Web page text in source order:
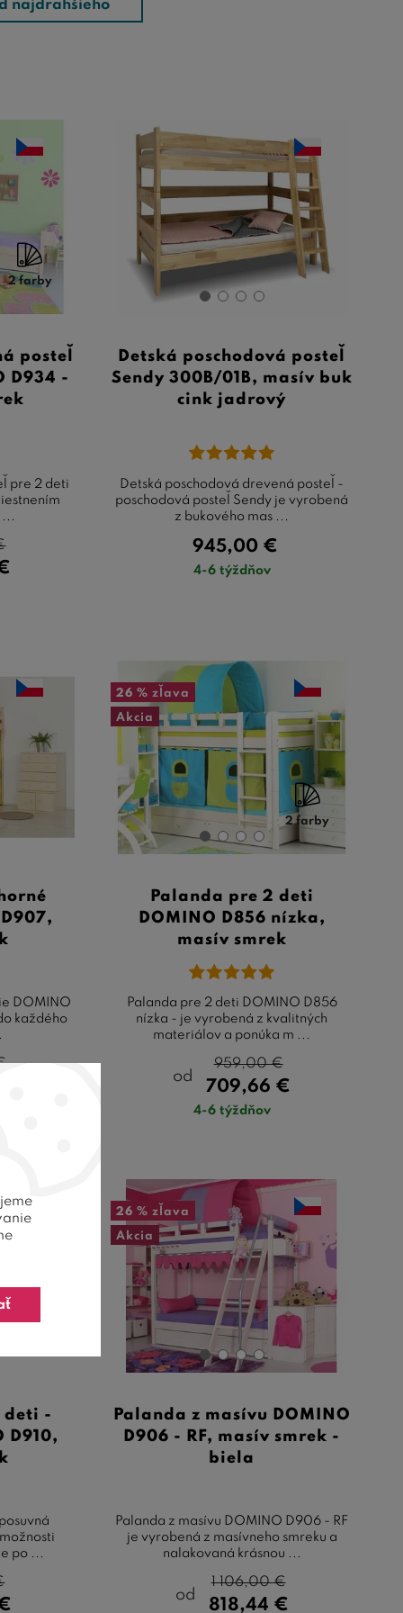
najdrahšieho
2 farby
posteľ
D934 -
pre 2 deti
Detská poschodová posteľ
Sendy 300B/01B, masív buk
cink jadrový
Detská poschodová drevená posteľ -
poschodová posteľ Sendy je vyrobená
z bukového mas ...
945,00 €
4-6 týždňov
DOMINO
každého
26 % zľava
Akcia
2 farby
Palanda pre 2 deti
DOMINO D856 nízka,
masív smrek
Palanda pre 2 deti DOMINO D856
nízka - je vyrobená z kvalitných
materiálov a ponúka m ...
od
709,66 €
959,00€
4-6 týždňov
deti -
D910,
po ...
26 % zľava
Akcia
Palanda z masívu DOMINO
D906 - RF, masív smrek -
biela
Palanda z masívu DOMINO D906 - RF
je vyrobená z masívneho smreku a
nalakovaná krásnou ...
od
818,44 €
1 106,00€